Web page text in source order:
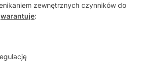
zewnętrznych czynników do
: